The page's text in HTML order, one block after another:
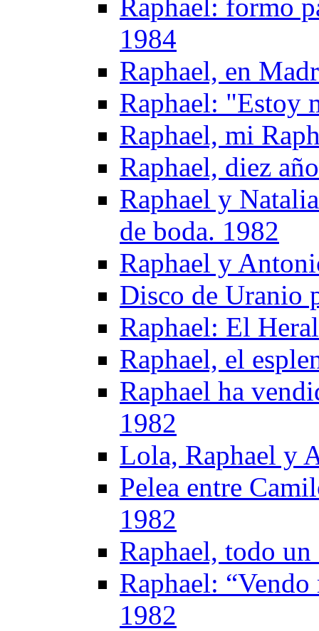
Raphael: formo
1984
Raphael, en
Raphael: "Estoy
Raphael, mi
Raphael, diez
Raphael y
de boda. 1982
Raphael y
Disco de Uranio
Raphael: El
Raphael, el
Raphael ha
1982
Lola, Raphael y
Pelea entre
1982
Raphael, todo
Raphael:
1982